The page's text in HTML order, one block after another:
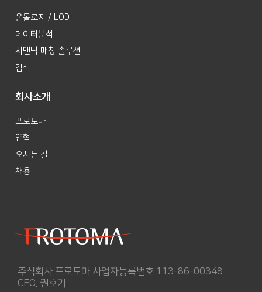
온톨로지 / LOD
데이터분석
시맨틱 매칭 솔루션
검색
회사소개
프로토마
연혁
오시는 길
채용
주식회사 프로토마 사업자등록번호 113-86-00348
CEO. 권호기